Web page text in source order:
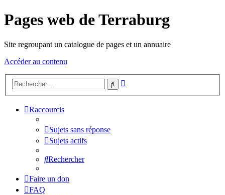
Pages web de Terraburg
Site regroupant un catalogue de pages et un annuaire
Accéder au contenu
Rechercher
Raccourcis
Sujets sans réponse
Sujets actifs
Rechercher
Faire un don
FAQ